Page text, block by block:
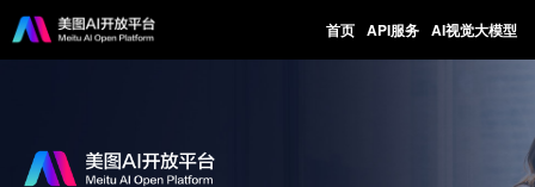
首页 API服务 AI视觉大模型